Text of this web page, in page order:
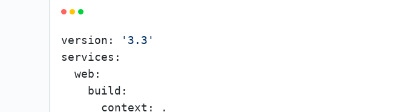
version:
'3.3'
services:
  web:
    build:
      context: .